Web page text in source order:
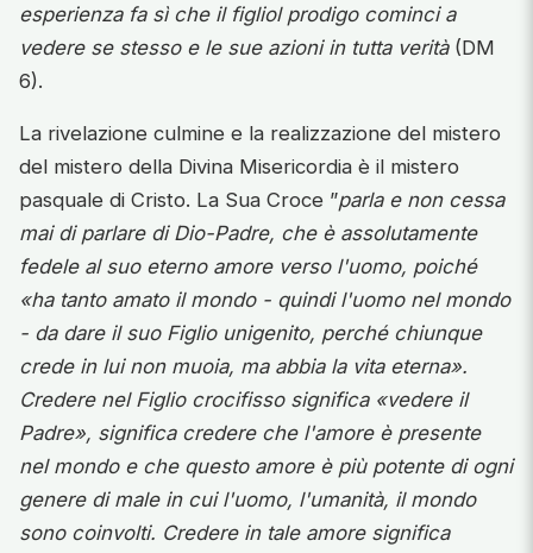
esperienza fa sì che il figliol prodigo cominci a
vedere se stesso e le sue azioni in tutta verità(DM
6).
La rivelazione culmine e la realizzazione del mistero
del mistero della Divina Misericordia è il mistero
pasquale di Cristo. La Sua Croce ”parla e non cessa
mai di parlare di Dio-Padre, che è assolutamente
fedele al suo eterno amore verso l'uomo, poiché
«ha tanto amato il mondo - quindi l'uomo nel mondo
- da dare il suo Figlio unigenito, perché chiunque
crede in lui non muoia, ma abbia la vita eterna».
Credere nel Figlio crocifisso significa «vedere il
Padre», significa credere che l'amore è presente
nel mondo e che questo amore è più potente di ogni
genere di male in cui l'uomo, l'umanità, il mondo
sono coinvolti. Credere in tale amore significa